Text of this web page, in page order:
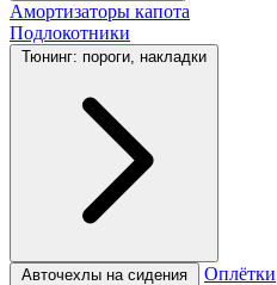
Амортизаторы капота
Подлокотники
Тюнинг: пороги, накладки
Авточехлы на сидения Оплётки